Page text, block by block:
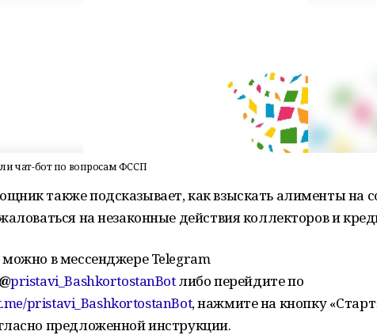
чат-бот по вопросам ФССП
также подсказывает, как взыскать алименты на
на незаконные действия коллекторов и
в мессенджере Telegram
@pristavi_BashkortostanBotлибо перейдите по
pristavi_BashkortostanBot, нажмите на кнопку
предложенной инструкции.